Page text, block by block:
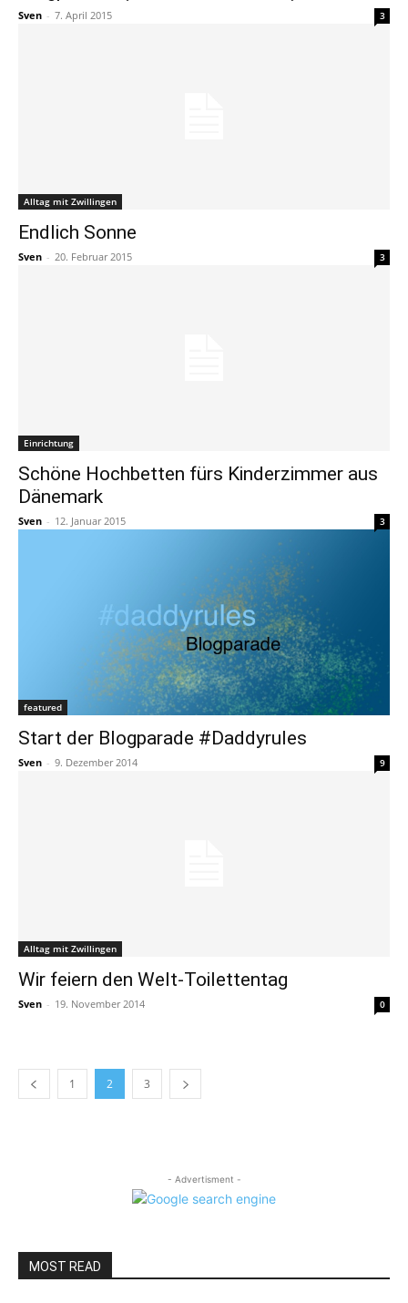
Sven - 7. April 2015 3
Alltag mit Zwillingen
Endlich Sonne
Sven - 20. Februar 2015 3
Einrichtung
Schöne Hochbetten fürs Kinderzimmer aus
Dänemark
Sven - 12. Januar 2015 3
featured
Start der Blogparade #Daddyrules
Sven - 9. Dezember 2014 9
Alltag mit Zwillingen
Wir feiern den Welt-Toilettentag
Sven - 19. November 2014 0
1 2 3
- Advertisment -
MOST READ